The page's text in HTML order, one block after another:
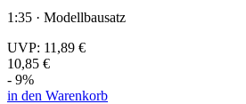
1:35 · Modellbausatz
UVP: 11,89 €
10,85 €
- 9%
in den Warenkorb